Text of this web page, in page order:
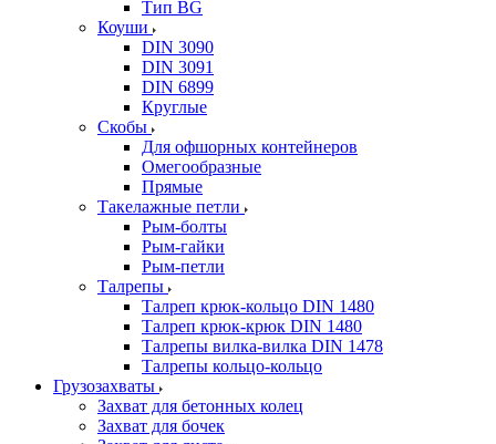
Тип BG
Коуши
DIN 3090
DIN 3091
DIN 6899
Круглые
Скобы
Для офшорных контейнеров
Омегообразные
Прямые
Такелажные петли
Рым-болты
Рым-гайки
Рым-петли
Талрепы
Талреп крюк-кольцо DIN 1480
Талреп крюк-крюк DIN 1480
Талрепы вилка-вилка DIN 1478
Талрепы кольцо-кольцо
Грузозахваты
Захват для бетонных колец
Захват для бочек